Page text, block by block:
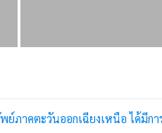
ภาคตะวันออกเฉียงเหนือ ได้มีกา